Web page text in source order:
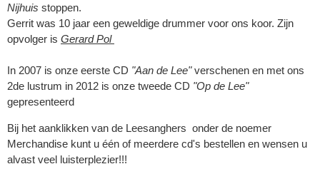
Nijhuis stoppen.
Gerrit was 10 jaar een geweldige drummer voor ons koor. Zijn
opvolger is Gerard Pol
In 2007 is onze eerste CD "Aan de Lee"verschenen en met ons
2de lustrum in 2012 is onze tweede CD "Op de Lee"
gepresenteerd
Bij het aanklikken van de Leesanghers onder de noemer
Merchandise kunt u één of meerdere cd's bestellen en wensen u
alvast veel luisterplezier!!!